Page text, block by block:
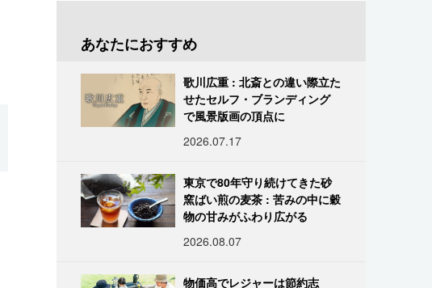
あなたにおすすめ
歌川広重 : 北斎との違い際立た
せたセルフ・ブランディング
で風景版画の頂点に
2026.07.17
東京で80年守り続けてきた砂
窯ばい煎の麦茶 : 苦みの中に穀
物の甘みがふわり広がる
2026.08.07
物価高でレジャーは節約志